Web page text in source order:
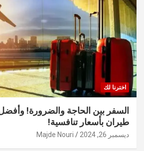
اخترنا لك
السفر بين الحاجة والضرورة!
طيران بأسعار تنافسية!
ديسمبر 26, 2024 Majde Nouri